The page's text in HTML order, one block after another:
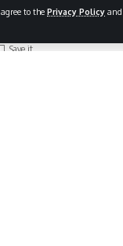
to the Privacy Policy and
1 Min Read